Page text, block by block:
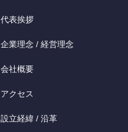
代表挨拶
企業理念 / 経営理念
会社概要
アクセス
設立経緯 / 沿革